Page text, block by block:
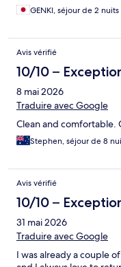
GENKI, séjour de 2 nuits
Avis vérifié
10/10 –
8 mai 2026
Traduire avec Google
Clean and comfortable.
Stephen, séjour de 8
Avis vérifié
10/10 –
31 mai 2026
Traduire avec Google
I was already a couple